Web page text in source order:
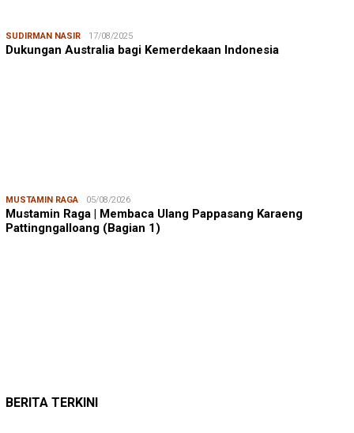
SUDIRMAN NASIR 17/08/2025
Dukungan Australia bagi Kemerdekaan Indonesia
MUSTAMIN RAGA 05/08/2026
Mustamin Raga | Membaca Ulang Pappasang Karaeng
Pattingngalloang (Bagian 1)
BERITA TERKINI